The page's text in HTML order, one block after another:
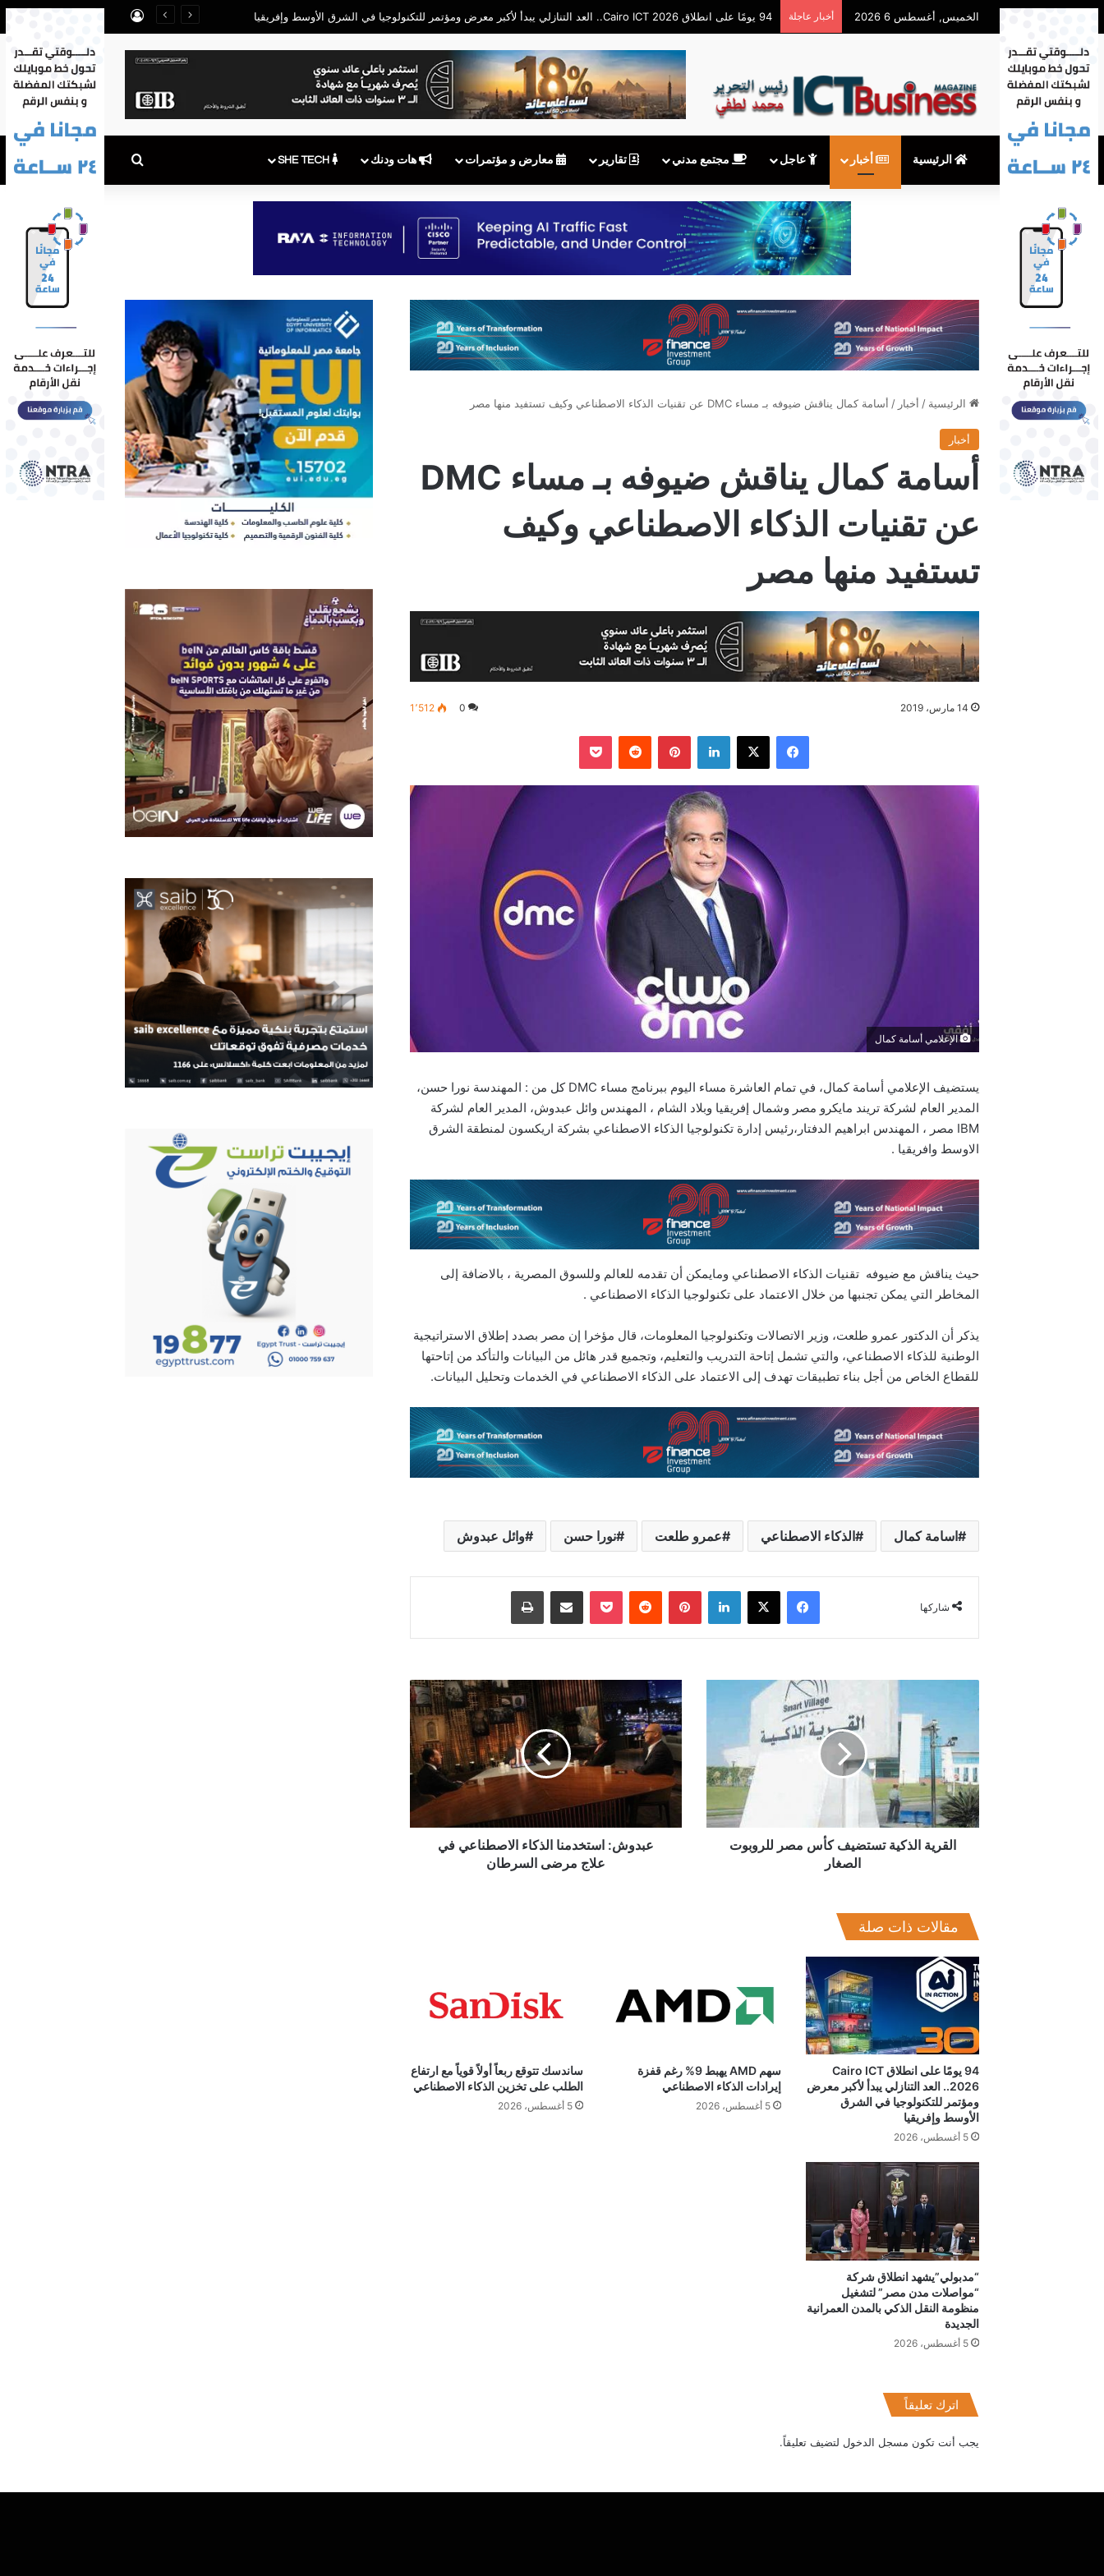
الخميس, أغسطس 6 2026 أخبار عاجلة سهم AMD يهبط 9% رغم قفزة إيرادات الذكاء الاصطناعي تسجيل الدخول
الرئيسية أخبار عاجل مجتمع مدني تقارير معارض و مؤتمرات هات ودنك بحث عن
الرئيسية / أخبار / أسامة كمال يناقش ضيوفه بـ مساء DMC عن تقنيات الذكاء الاصطناعي وكيف تستفيد منها مصر
أخبار
أسامة كمال يناقش ضيوفه بـ مساء DMC
عن تقنيات الذكاء الاصطناعي وكيف
تستفيد منها مصر
14 مارس، 2019 0 1٬512
فيسبوك ‫X لينكدإن بينتيريست
‏Reddit
‫Pocket
الإعلامي أسامة كمال
يستضيف الإعلامي أسامة كمال، في تمام العاشرة مساء اليوم ببرنامج مساء DMC كل من : المهندسة نورا حسن،
المدير العام لشركة تريند مايكرو مصر وشمال إفريقيا وبلاد الشام ، المهندس وائل عبدوش، المدير العام لشركة
IBM مصر ، المهندس ابراهيم الدفتار،رئيس إدارة تكنولوجيا الذكاء الاصطناعي بشركة اريكسون لمنطقة الشرق
الاوسط وافريقيا .
حيث يناقش مع ضيوفه تقنيات الذكاء الاصطناعي ومايمكن أن تقدمه للعالم وللسوق المصرية ، بالاضافة إلى
المخاطر التي يمكن تجنبها من خلال الاعتماد على تكنولوجيا الذكاء الاصطناعي .
يذكر أن الدكتور عمرو طلعت، وزير الاتصالات وتكنولوجيا المعلومات، قال مؤخرا إن مصر بصدد إطلاق الاستراتيجية
الوطنية للذكاء الاصطناعي، والتي تشمل إتاحة التدريب والتعليم، وتجميع قدر هائل من البيانات والتأكد من إتاحتها
للقطاع الخاص من أجل بناء تطبيقات تهدف إلى الاعتماد على الذكاء الاصطناعي في الخدمات وتحليل البيانات.
اسامة كمال الذكاء الاصطناعي عمرو طلعت نورا حسن وائل عبدوش
شاركها
فيسبوك ‫X لينكدإن بينتيريست
‏Reddit
‫Pocket مشاركة عبر البريد طباعة
الذكية
تستضيف
مصر
للروبوت
الصغار
القرية الذكية تستضيف كأس مصر للروبوت
الصغار
عبدوش:
استخدمنا
الذكاء
الاصطناعي
في
علاج
مرضى
السرطان
عبدوش: استخدمنا الذكاء الاصطناعي في
علاج مرضى السرطان
مقالات ذات صلة
94 يومًا على انطلاق Cairo ICT
2026.. العد التنازلي يبدأ لأكبر معرض
ومؤتمر للتكنولوجيا في الشرق
الأوسط وإفريقيا
5 أغسطس، 2026
سهم AMD يهبط 9% رغم قفزة
إيرادات الذكاء الاصطناعي
5 أغسطس، 2026
ساندسك تتوقع ربعاً أولاً قوياً مع ارتفاع
الطلب على تخزين الذكاء الاصطناعي
5 أغسطس، 2026
“مدبولي”يشهد انطلاق شركة
“مواصلات مدن مصر” لتشغيل
منظومة النقل الذكي بالمدن العمرانية
الجديدة
5 أغسطس، 2026
اترك تعليقاً
يجب أنت تكون مسجل الدخول لتضيف تعليقاً.